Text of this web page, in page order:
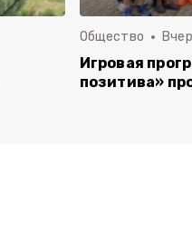
Общество
Игровая
позитива»